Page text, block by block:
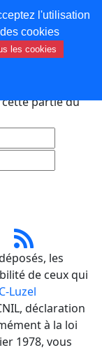
partie du
les
de ceux qui
Luzel
déclaration
à la loi
1978, vous
l'utilisation
cookies
les cookies